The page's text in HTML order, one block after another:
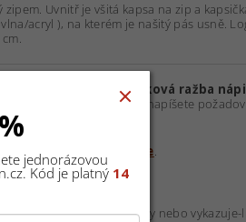
Uvnitř je všitá kapsa na zip a
acryl ), na kterém je našitý pás usně.
Zakázková ražba
NÁPIS"
, kde nám napíšete
zakázkové raznice.
li domluvené parametry nebo vykazuje-
jednorázovou
Kód je platný 14